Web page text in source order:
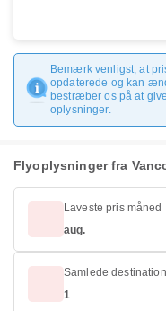
Bemærk venligst, at
opdaterede og kan
bestræber os på at
oplysninger.
Flyoplysninger fra
Laveste pris måned
aug.
Samlede
1